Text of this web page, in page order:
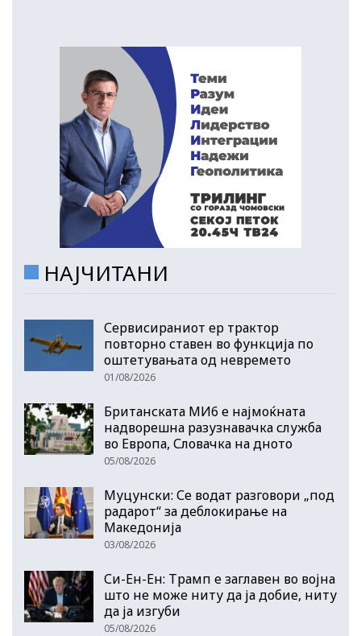
НАЈЧИТАНИ
Сервисираниот ер трактор
повторно ставен во функција по
оштетувањата од невремето
01/08/2026
Британската МИ6 е најмоќната
надворешна разузнавачка служба
во Европа, Словачка на дното
05/08/2026
Муцунски: Се водат разговори „под
радарот“ за деблокирање на
Македонија
03/08/2026
Си-Ен-Ен: Трамп е заглавен во војна
што не може ниту да ја добие, ниту
да ја изгуби
05/08/2026